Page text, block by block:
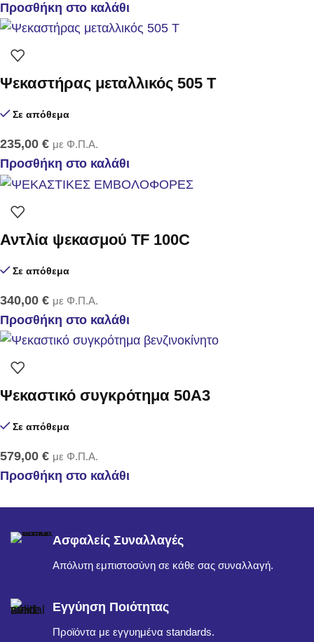
Προσθήκη στο καλάθι
Ψεκαστήρας μεταλλικός 505 T
Σε απόθεμα
235,00 € με Φ.Π.Α.
Προσθήκη στο καλάθι
Αντλία ψεκασμού TF 100C
Σε απόθεμα
340,00 € με Φ.Π.Α.
Προσθήκη στο καλάθι
Ψεκαστικό συγκρότημα 50Α3
Σε απόθεμα
579,00 € με Φ.Π.Α.
Προσθήκη στο καλάθι
Ασφαλείς Συναλλαγές
Απόλυτη εμπιστοσύνη σε κάθε σας συναλλαγή.
Εγγύηση Ποιότητας
Προϊόντα με εγγυημένα standards.